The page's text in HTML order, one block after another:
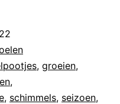
, groeien,
,
, schimmels, seizoen,